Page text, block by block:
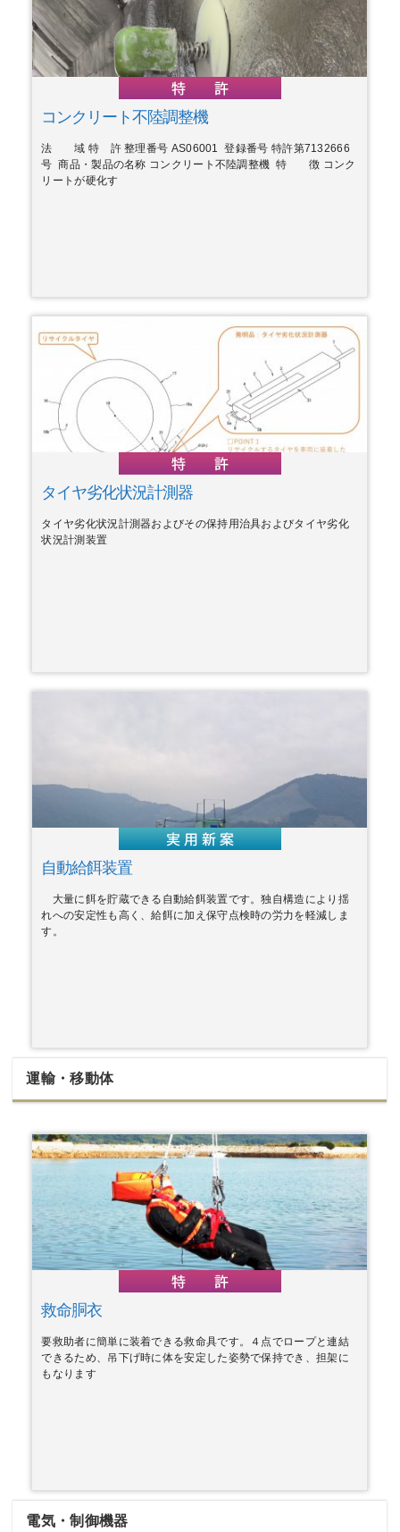
コンクリート不陸調整機
法 域 特 許 整理番号 AS06001 登録番号 特許第7132666
号 商品・製品の名称 コンクリート不陸調整機 特 徴 コンク
リートが硬化す
タイヤ劣化状況計測器
タイヤ劣化状況計測器およびその保持用治具およびタイヤ劣化
状況計測装置
自動給餌装置
大量に餌を貯蔵できる自動給餌装置です。独自構造により揺
れへの安定性も高く、給餌に加え保守点検時の労力を軽減しま
す。
運輸・移動体
救命胴衣
要救助者に簡単に装着できる救命具です。４点でロープと連結
できるため、吊下げ時に体を安定した姿勢で保持でき、担架に
もなります
電気・制御機器